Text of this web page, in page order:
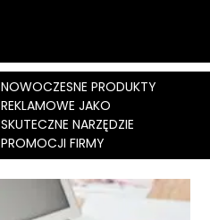
NOWOCZESNE PRODUKTY
REKLAMOWE JAKO
SKUTECZNE NARZĘDZIE
PROMOCJI FIRMY